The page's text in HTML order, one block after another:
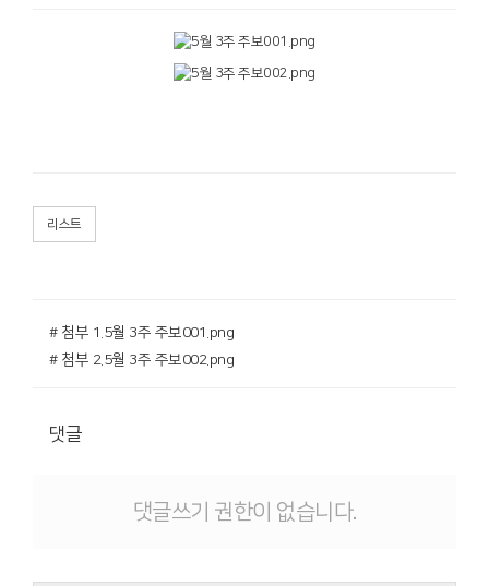
리스트
# 첨부 1.5월 3주 주보001.png
# 첨부 2.5월 3주 주보002.png
댓글
댓글쓰기 권한이 없습니다.